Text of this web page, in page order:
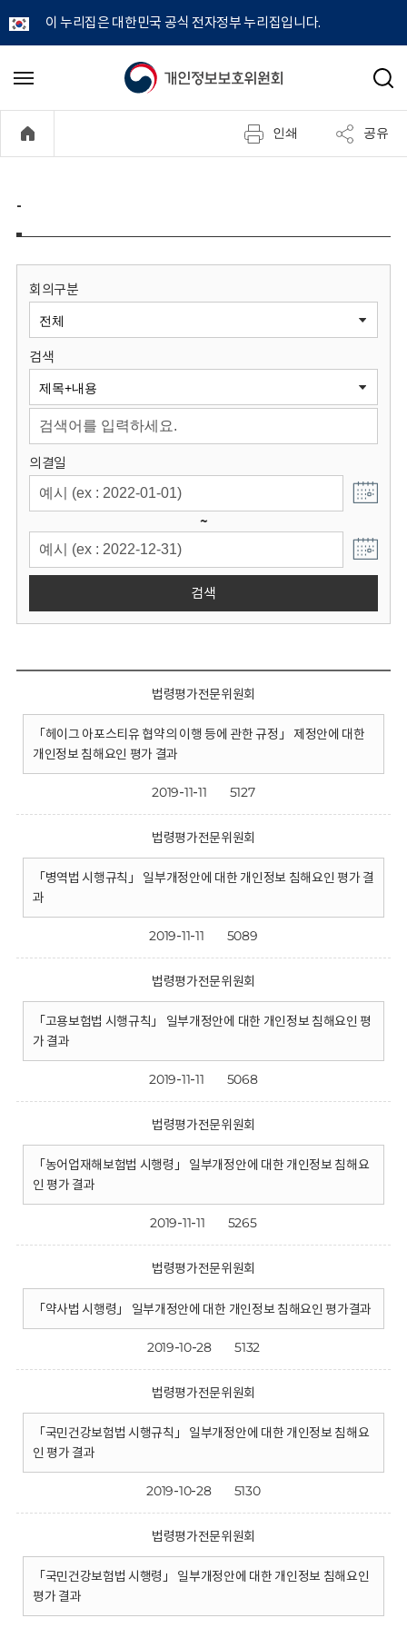
이 누리집은 대한민국 공식 전자정부 누리집입니다.
개
정
보
원
회
메
기
검
인쇄 공유
-
회의구분
검색
의결일
~
검색
법령평가전문위원회
「헤이그 아포스티유 협약의 이행 등에 관한 규정」 제정안에 대한
개인정보 침해요인 평가 결과
2019-11-11 5127
법령평가전문위원회
「병역법 시행규칙」 일부개정안에 대한 개인정보 침해요인 평가 결
과
2019-11-11 5089
법령평가전문위원회
「고용보험법 시행규칙」 일부개정안에 대한 개인정보 침해요인 평
가 결과
2019-11-11 5068
법령평가전문위원회
「농어업재해보험법 시행령」 일부개정안에 대한 개인정보 침해요
인 평가 결과
2019-11-11 5265
법령평가전문위원회
「약사법 시행령」 일부개정안에 대한 개인정보 침해요인 평가결과
2019-10-28 5132
법령평가전문위원회
「국민건강보험법 시행규칙」 일부개정안에 대한 개인정보 침해요
인 평가 결과
2019-10-28 5130
법령평가전문위원회
「국민건강보험법 시행령」 일부개정안에 대한 개인정보 침해요인
평가 결과